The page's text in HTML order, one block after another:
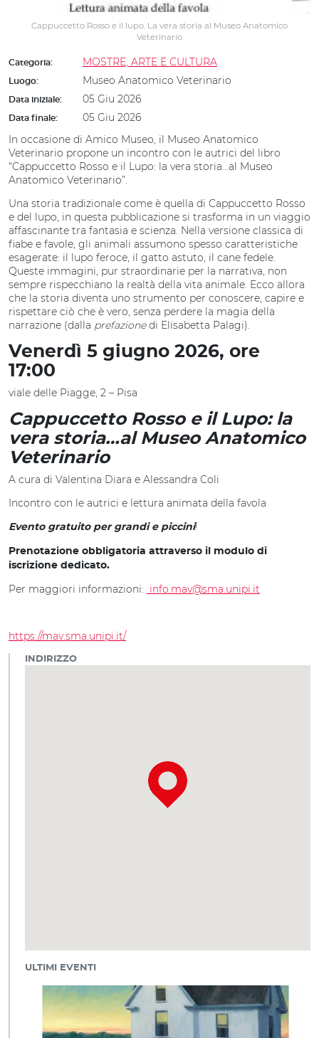
Cappuccetto Rosso e il lupo. La vera storia al Museo Anatomico
Veterinario
Categoria: MOSTRE, ARTE E CULTURA
Luogo: Museo Anatomico Veterinario
Data iniziale: 05 Giu 2026
Data finale:
05 Giu 2026
In occasione di Amico Museo, il Museo Anatomico
Veterinario propone un incontro con le autrici del libro
“Cappuccetto Rosso e il Lupo: la vera storia…al Museo
Anatomico Veterinario”.
Una storia tradizionale come è quella di Cappuccetto Rosso
e del lupo, in questa pubblicazione si trasforma in un viaggio
affascinante tra fantasia e scienza. Nella versione classica di
fiabe e favole, gli animali assumono spesso caratteristiche
esagerate: il lupo feroce, il gatto astuto, il cane fedele.
Queste immagini, pur straordinarie per la narrativa, non
sempre rispecchiano la realtà della vita animale. Ecco allora
che la storia diventa uno strumento per conoscere, capire e
rispettare ciò che è vero, senza perdere la magia della
narrazione (dalla prefazionedi Elisabetta Palagi).
Venerdì 5 giugno 2026, ore
17:00
viale delle Piagge, 2 – Pisa
Cappuccetto Rosso e il Lupo: la
vera storia…al Museo Anatomico
Veterinario
A cura di Valentina Diara e Alessandra Coli
Incontro con le autrici e lettura animata della favola
Evento gratuito per grandi e piccini!
Prenotazione obbligatoria attraverso il modulo di
iscrizione dedicato.
Per maggiori informazioni: info.mav@sma.unipi.it
https://mav.sma.unipi.it/
INDIRIZZO
ULTIMI EVENTI